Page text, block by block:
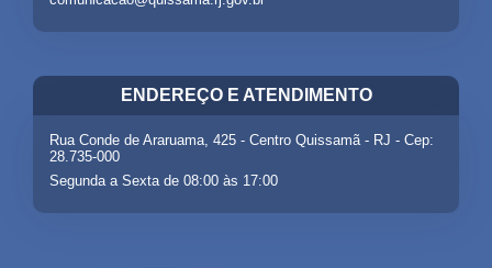
ENDEREÇO E ATENDIMENTO
Rua Conde de Araruama, 425 - Centro Quissamã - RJ - Cep:
28.735-000
Segunda a Sexta de 08:00 às 17:00